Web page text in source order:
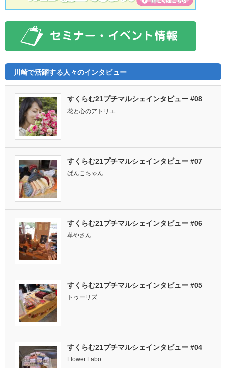
川崎で活躍する人々のインタビュー
すくらむ21プチマルシェインタビュー #08
花と心のアトリエ
すくらむ21プチマルシェインタビュー #07
ぱんこちゃん
すくらむ21プチマルシェインタビュー #06
革やさん
すくらむ21プチマルシェインタビュー #05
トゥーリズ
すくらむ21プチマルシェインタビュー #04
Flower Labo